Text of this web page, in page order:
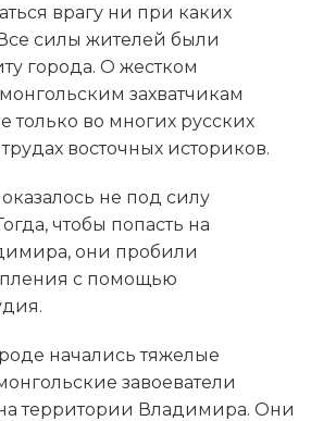
врагу ни при каких
Все силы жителей были
города. О жестком
захватчикам
только во многих русских
восточных историков.
не под силу
чтобы попасть на
они пробили
с помощью
начались тяжелые
завоеватели
территории Владимира. Они